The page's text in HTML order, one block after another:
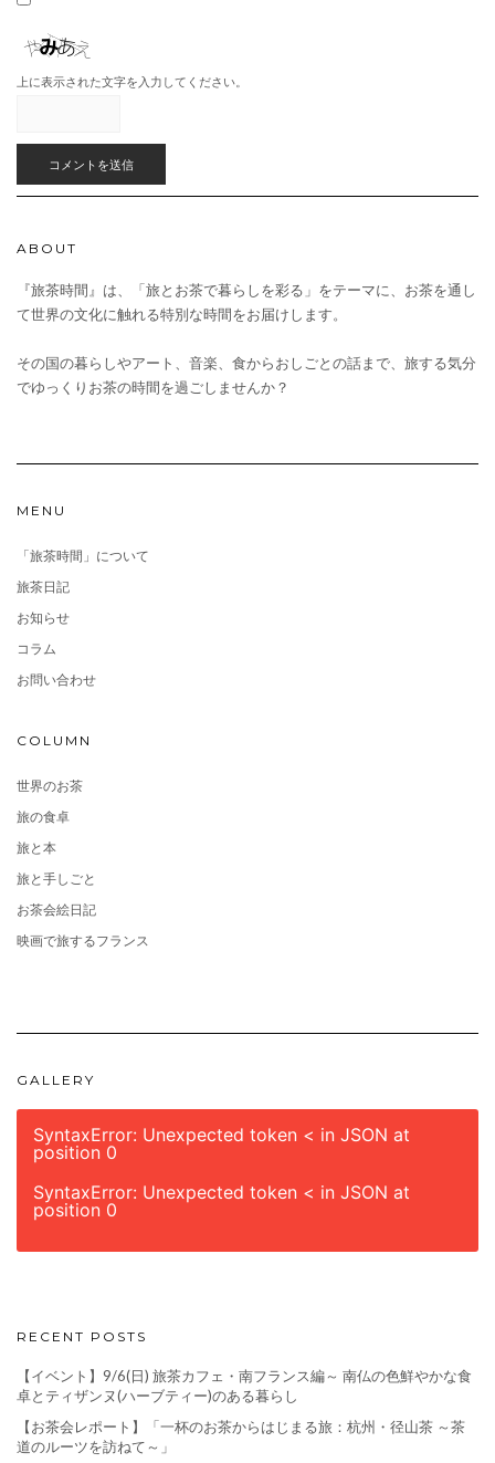
上に表示された文字を入力してください。
ABOUT
『旅茶時間』は、「旅とお茶で暮らしを彩る」をテーマに、お茶を通し
て世界の文化に触れる特別な時間をお届けします。
その国の暮らしやアート、音楽、食からおしごとの話まで、旅する気分
でゆっくりお茶の時間を過ごしませんか？
MENU
「旅茶時間」について
旅茶日記
お知らせ
コラム
お問い合わせ
COLUMN
世界のお茶
旅の食卓
旅と本
旅と手しごと
お茶会絵日記
映画で旅するフランス
GALLERY
SyntaxError: Unexpected token < in JSON at
position 0
SyntaxError: Unexpected token < in JSON at
position 0
RECENT POSTS
【イベント】9/6(日) 旅茶カフェ・南フランス編～ 南仏の色鮮やかな食
卓とティザンヌ(ハーブティー)のある暮らし
【お茶会レポート】「一杯のお茶からはじまる旅：杭州・径山茶 ～茶
道のルーツを訪ねて～」